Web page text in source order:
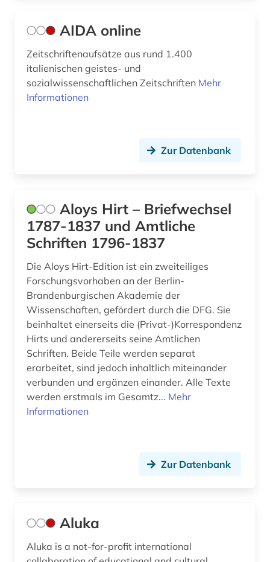
eisenzeit (1)
elektronisches buch (24)
enzyklopädie (2)
epigraphie (1)
epigraphik (8)
erwerbung (1)
ethnologie (7)
europa (1)
europäische geschichte (1)
felsbild (1)
AIDA online
Zeitschriftenaufsätze aus rund 1.400
italienischen geistes- und
sozialwissenschaftlichen Zeitschriften Mehr
Informationen
Zur Datenbank
Aloys Hirt – Briefwechsel
1787-1837 und Amtliche
Schriften 1796-1837
Die Aloys Hirt-Edition ist ein zweiteiliges
Forschungsvorhaben an der Berlin-
Brandenburgischen Akademie der
Wissenschaften, gefördert durch die DFG. Sie
beinhaltet einerseits die (Privat-)Korrespondenz
Hirts und andererseits seine Amtlichen
Schriften. Beide Teile werden separat
erarbeitet, sind jedoch inhaltlich miteinander
verbunden und ergänzen einander. Alle Texte
werden erstmals im Gesamtz... Mehr
Informationen
Zur Datenbank
Aluka
Aluka is a not-for-profit international